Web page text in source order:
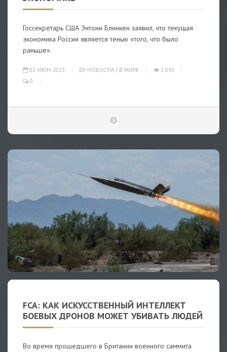
Госсекретарь США Энтони Блинкен заявил, что текущая
экономика России является тенью «того, что было
раньше».
02-ИЮН-2023 НОВОСТИ / В МИРЕ
1 093
0
FCA: КАК ИСКУССТВЕННЫЙ ИНТЕЛЛЕКТ
БОЕВЫХ ДРОНОВ МОЖЕТ УБИВАТЬ ЛЮДЕЙ
Во время прошедшего в Британии военного саммита